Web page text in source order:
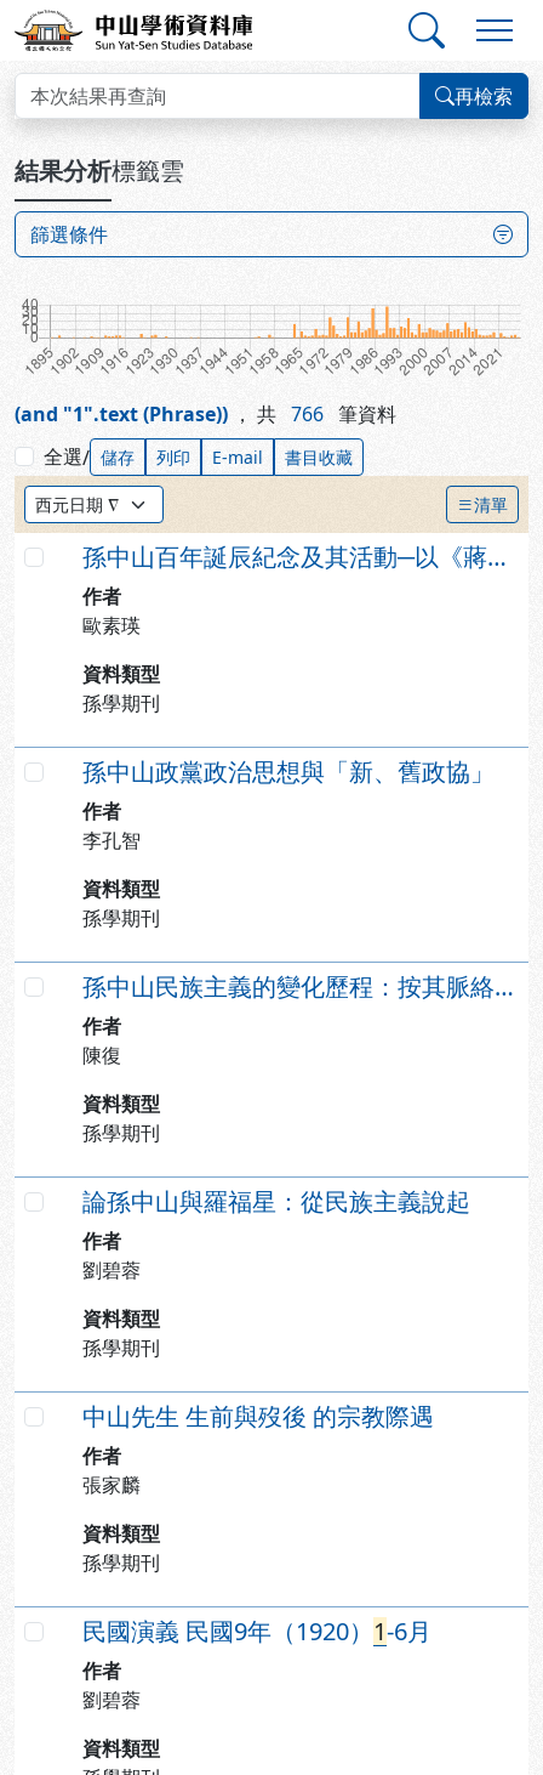
跳到主要內容
中山學術資料庫
查詢結果
再檢索
結果分析標籤雲
篩選條件
(and "1".text (Phrase)) ， 共 766 筆資料
全選/ 儲存 列印 E-mail 書目收藏
排序方式： 清單
勾選
孫中山百年誕辰紀念及其活動─以《蔣中正日記》為中心的討論
作者
歐素瑛
資料類型
孫學期刊
勾選
孫中山政黨政治思想與「新、舊政協」
作者
李孔智
資料類型
孫學期刊
勾選
孫中山民族主義的變化歷程：按其脈絡來思考合理的觀念轉化
作者
陳復
資料類型
孫學期刊
勾選
論孫中山與羅福星：從民族主義說起
作者
劉碧蓉
資料類型
孫學期刊
中山先生 生前與歿後 的宗教際遇
作者
張家麟
資料類型
孫學期刊
民國演義 民國9年（1920） 1-6月
作者
劉碧蓉
資料類型